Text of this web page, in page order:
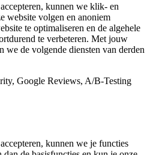
kunnen we klik- en
website volgen en anoniem
te optimaliseren en de algehele
te verbeteren. Met jouw
we de volgende diensten van derden
Google Reviews, A/B-Testing
kunnen we je functies